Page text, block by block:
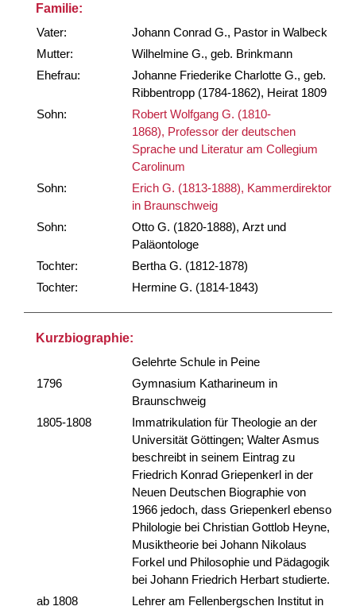
Familie:
Vater:
Johann Conrad G., Pastor in Walbeck
Mutter:
Wilhelmine G., geb. Brinkmann
Ehefrau:
Johanne Friederike Charlotte G., geb.
Ribbentropp (1784-1862), Heirat 1809
Sohn:
Robert Wolfgang G. (1810-
1868), Professor der deutschen
Sprache und Literatur am Collegium
Carolinum
Sohn:
Erich G. (1813-1888), Kammerdirektor
in Braunschweig
Sohn:
Otto G. (1820-1888), Arzt und
Paläontologe
Tochter:
Bertha G. (1812-1878)
Tochter:
Hermine G. (1814-1843)
Kurzbiographie:
Gelehrte Schule in Peine
1796
Gymnasium Katharineum in
Braunschweig
1805-1808
Immatrikulation für Theologie an der
Universität Göttingen; Walter Asmus
beschreibt in seinem Eintrag zu
Friedrich Konrad Griepenkerl in der
Neuen Deutschen Biographie von
1966 jedoch, dass Griepenkerl ebenso
Philologie bei Christian Gottlob Heyne,
Musiktheorie bei Johann Nikolaus
Forkel und Philosophie und Pädagogik
bei Johann Friedrich Herbart studierte.
ab 1808
Lehrer am Fellenbergschen Institut in